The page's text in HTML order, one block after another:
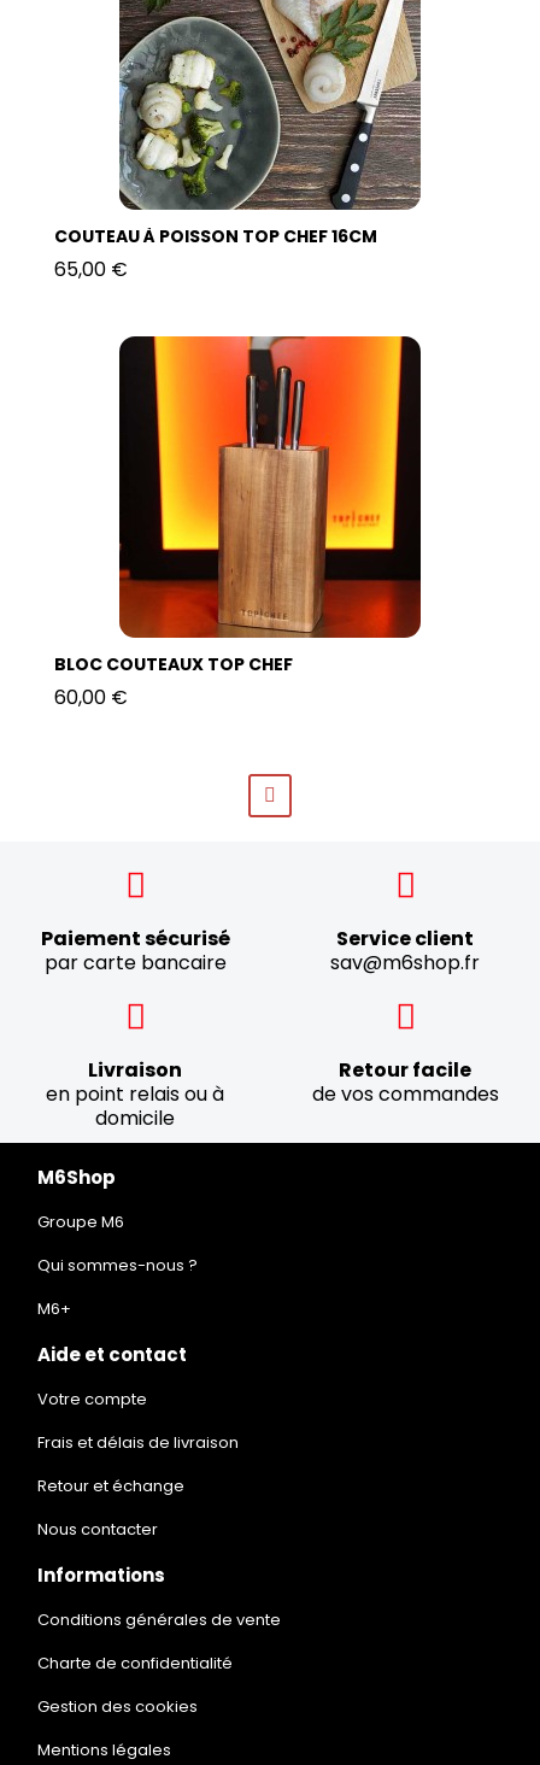
COUTEAU À POISSON TOP CHEF 16CM
65,00 €
BLOC COUTEAUX TOP CHEF
60,00 €
Paiement sécurisé
par carte bancaire
Service client
sav@m6shop.fr
Livraison
en point relais ou à
domicile
Retour facile
de vos commandes
M6Shop
Groupe M6
Qui sommes-nous ?
M6+
Aide et contact
Votre compte
Frais et délais de livraison
Retour et échange
Nous contacter
Informations
Conditions générales de vente
Charte de confidentialité
Gestion des cookies
Mentions légales